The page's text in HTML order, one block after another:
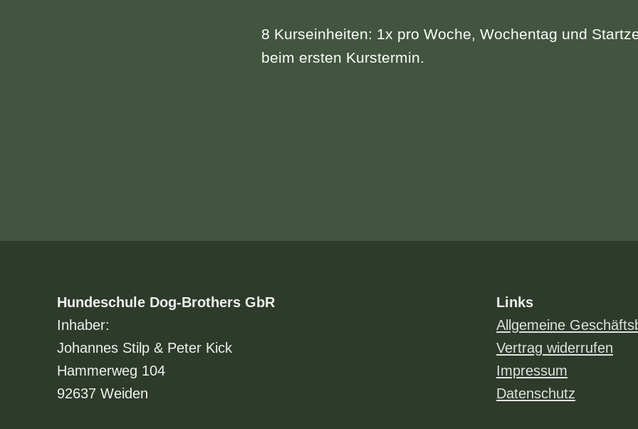
8 Kurseinheiten: 1x pro Woche, Wochentag und
beim ersten Kurstermin.
Hundeschule Dog-Brothers GbR
Inhaber:
Johannes Stilp & Peter Kick
Hammerweg 104
92637 Weiden
Links
Allgemeine
Vertrag widerrufen
Impressum
Datenschutz